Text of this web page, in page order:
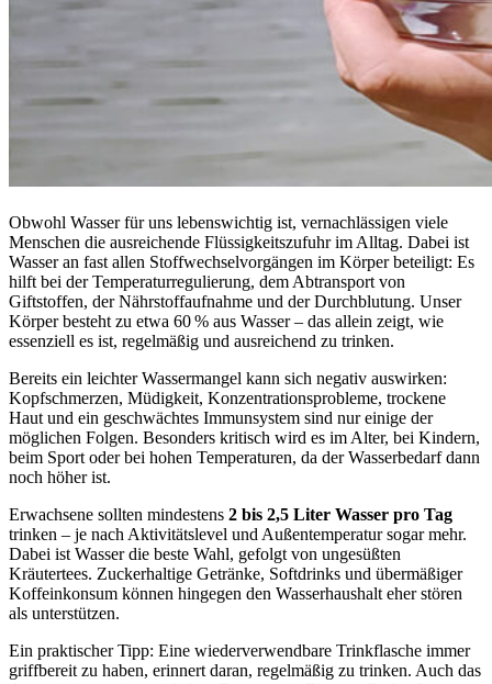
Obwohl Wasser für uns lebenswichtig ist, vernachlässigen viele
Menschen die ausreichende Flüssigkeitszufuhr im Alltag. Dabei ist
Wasser an fast allen Stoffwechselvorgängen im Körper beteiligt: Es
hilft bei der Temperaturregulierung, dem Abtransport von
Giftstoffen, der Nährstoffaufnahme und der Durchblutung. Unser
Körper besteht zu etwa 60 % aus Wasser – das allein zeigt, wie
essenziell es ist, regelmäßig und ausreichend zu trinken.
Bereits ein leichter Wassermangel kann sich negativ auswirken:
Kopfschmerzen, Müdigkeit, Konzentrationsprobleme, trockene
Haut und ein geschwächtes Immunsystem sind nur einige der
möglichen Folgen. Besonders kritisch wird es im Alter, bei Kindern,
beim Sport oder bei hohen Temperaturen, da der Wasserbedarf dann
noch höher ist.
Erwachsene sollten mindestens 2 bis 2,5 Liter Wasser pro Tag
trinken – je nach Aktivitätslevel und Außentemperatur sogar mehr.
Dabei ist Wasser die beste Wahl, gefolgt von ungesüßten
Kräutertees. Zuckerhaltige Getränke, Softdrinks und übermäßiger
Koffeinkonsum können hingegen den Wasserhaushalt eher stören
als unterstützen.
Ein praktischer Tipp: Eine wiederverwendbare Trinkflasche immer
griffbereit zu haben, erinnert daran, regelmäßig zu trinken. Auch das